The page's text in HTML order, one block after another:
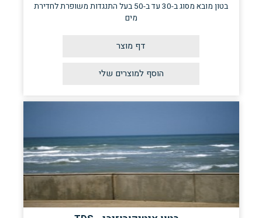
בטון מובא מסוג ב-30 עד ב-50 בעל התנגדות משופרת לחדירת
מים
דף מוצר